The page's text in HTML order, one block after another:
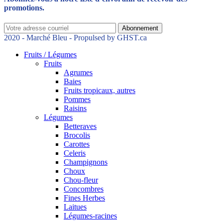
promotions.
Abonnement
2020 - Marché Bleu - Propulsed by GHST.ca
Fruits / Légumes
Fruits
Agrumes
Baies
Fruits tropicaux, autres
Pommes
Raisins
Légumes
Betteraves
Brocolis
Carottes
Celeris
Champignons
Choux
Chou-fleur
Concombres
Fines Herbes
Laitues
Légumes-racines